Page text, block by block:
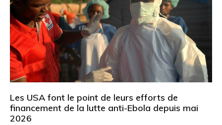
Les USA font le point de leurs efforts de
financement de la lutte anti-Ebola depuis mai
2026